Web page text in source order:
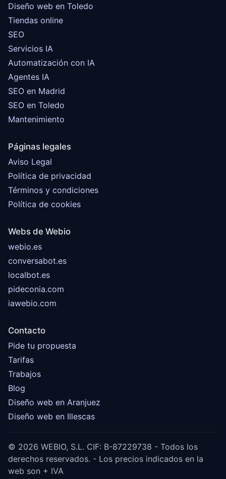
Diseño web en Toledo
Tiendas online
SEO
Servicios IA
Automatización con IA
Agentes IA
SEO en Madrid
SEO en Toledo
Mantenimiento
Páginas legales
Aviso Legal
Política de privacidad
Términos y condiciones
Política de cookies
Webs de Webio
webio.es
conversabot.es
localbot.es
pideconia.com
iawebio.com
Contacto
Pide tu propuesta
Tarifas
Trabajos
Blog
Diseño web en Aranjuez
Diseño web en Illescas
© 2026 WEBIO, S.L. CIF: B-87229738 - Todos los
derechos reservados. - Los precios indicados en la
web son + IVA